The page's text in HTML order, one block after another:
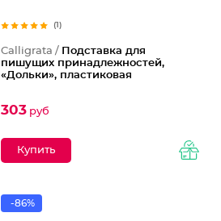
(1)
Calligrata /
Подставка для
пишущих принадлежностей,
«Дольки», пластиковая
303руб
-86%